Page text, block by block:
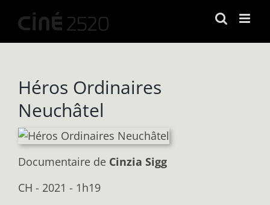
contenu
Héros Ordinaires
Neuchâtel
Documentaire de Cinzia Sigg
CH - 2021 - 1h19